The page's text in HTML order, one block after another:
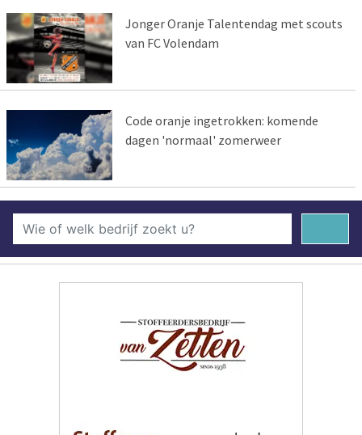
Jonger Oranje Talentendag met scouts
van FC Volendam
Code oranje ingetrokken: komende
dagen 'normaal' zomerweer